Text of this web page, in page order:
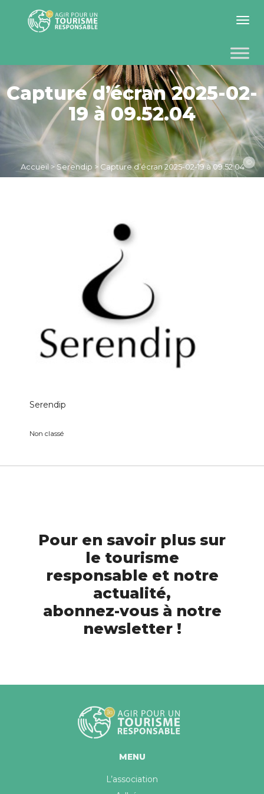
Toggle
Capture d’écran 2025-02-
19 à 09.52.04
Accueil > Serendip > Capture d’écran 2025-02-19 à 09.52.04 ©
Serendip
Non classé
Pour en savoir plus sur
le tourisme
responsable et notre
actualité,
abonnez-vous à notre
newsletter !
MENU
L’association